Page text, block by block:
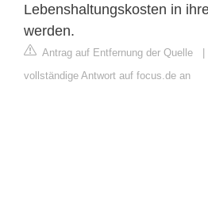
Lebenshaltungskosten in
werden.
Antrag auf Entfernung der Quelle |
vollständige Antwort auf focus.de an